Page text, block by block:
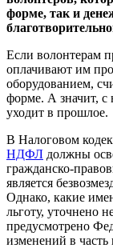
форме, так и
Если волонтерам
оплачивают им
оборудованием,
форме. А значит, с
уходит в прошлое.
В Налоговом
НДФЛ должны
гражданско-
является
Однако, какие
льготу, уточнено
предусмотрено
изменений в